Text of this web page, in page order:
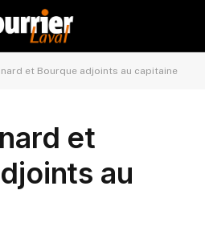
et Bourque adjoints au capitaine
et
au